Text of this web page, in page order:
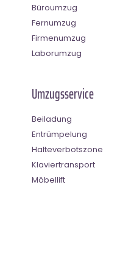
Büroumzug
Fernumzug
Firmenumzug
Laborumzug
Umzugsservice
Beiladung
Entrümpelung
Halteverbotszone
Klaviertransport
Möbellift